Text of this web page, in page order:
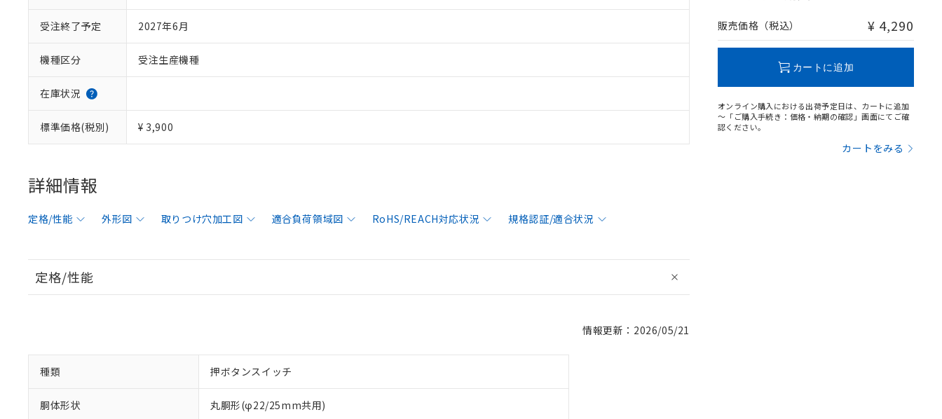
受注終了予定 2027年6月
機種区分 受注生産機種
在庫状況
標準価格(税別) ¥ 3,900
詳細情報
定格/性能 外形図 取りつけ穴加工図 適合負荷領域図 RoHS/REACH対応状況 規格認証/適合状況
定格/性能
情報更新：2026/05/21
種類 押ボタンスイッチ
胴体形状 丸胴形(φ22/25mm共用)
販売価格（税込） ¥ 4,290
カートに追加
オンライン購入における出荷予定日は、カートに追加
～「ご購入手続き：価格・納期の確認」画面にてご確
認ください。
カートをみる